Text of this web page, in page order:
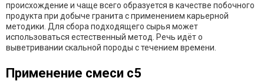
происхождение и чаще всего образуется в качестве побочного
продукта при добыче гранита с применением карьерной
методики. Для сбора подходящего сырья может
использоваться естественный метод. Речь идёт о
выветривании скальной породы с течением времени.
Применение смеси с5